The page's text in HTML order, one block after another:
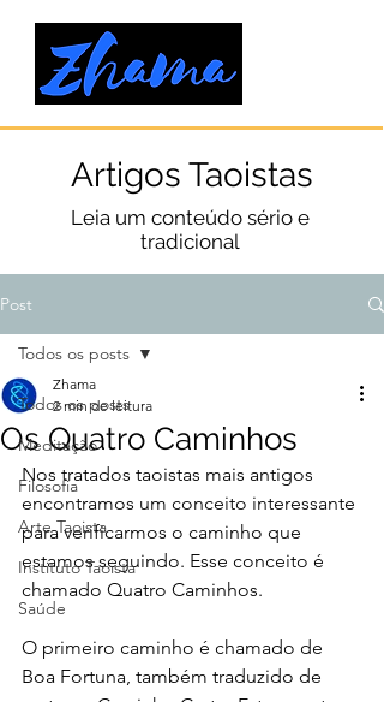
Artigos Taoistas
Leia um conteúdo sério e
tradicional
Post
Todos os posts
Meditação
Filosofia
Arte Taoista
Instituto Taoista
Saúde
Todos os posts
Os Quatro Caminhos
Zhama
2 min de leitura
Nos tratados taoistas mais antigos
encontramos um conceito interessante
para verificarmos o caminho que
estamos seguindo. Esse conceito é
chamado Quatro Caminhos.
O primeiro caminho é chamado de
Boa Fortuna, também traduzido de